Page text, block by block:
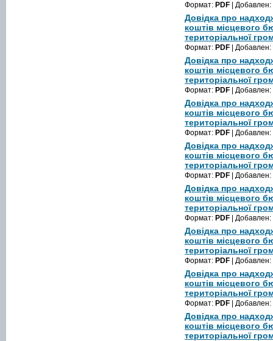
Формат: PDF | Добавлен:
Довідка про
коштів місцевого
територіальної
Формат: PDF | Добавлен:
Довідка про
коштів місцевого
територіальної
Формат: PDF | Добавлен:
Довідка про
коштів місцевого
територіальної
Формат: PDF | Добавлен:
Довідка про
коштів місцевого
територіальної
Формат: PDF | Добавлен:
Довідка про
коштів місцевого
територіальної
Формат: PDF | Добавлен:
Довідка про
коштів місцевого
територіальної
Формат: PDF | Добавлен:
Довідка про
коштів місцевого
територіальної
Формат: PDF | Добавлен:
Довідка про
коштів місцевого
територіальної